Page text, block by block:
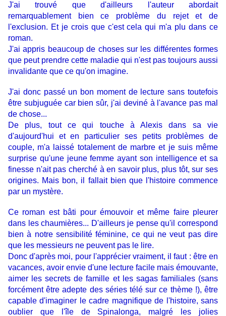
J'ai trouvé que d'ailleurs l'auteur abordait
remarquablement bien ce problème du rejet et de
l'exclusion. Et je crois que c'est cela qui m'a plu dans ce
roman.
J'ai appris beaucoup de choses sur les différentes formes
que peut prendre cette maladie qui n'est pas toujours aussi
invalidante que ce qu'on imagine.
J'ai donc passé un bon moment de lecture sans toutefois
être subjuguée car bien sûr, j'ai deviné à l'avance pas mal
de chose...
De plus, tout ce qui touche à Alexis dans sa vie
d'aujourd'hui et en particulier ses petits problèmes de
couple, m'a laissé totalement de marbre et je suis même
surprise qu'une jeune femme ayant son intelligence et sa
finesse n'ait pas cherché à en savoir plus, plus tôt, sur ses
origines. Mais bon, il fallait bien que l'histoire commence
par un mystère.
Ce roman est bâti pour émouvoir et même faire pleurer
dans les chaumières... D'ailleurs je pense qu'il correspond
bien à notre sensibilité féminine, ce qui ne veut pas dire
que les messieurs ne peuvent pas le lire.
Donc d'après moi, pour l'apprécier vraiment, il faut : être en
vacances, avoir envie d'une lecture facile mais émouvante,
aimer les secrets de famille et les sagas familiales (sans
forcément être adepte des séries télé sur ce thème !), être
capable d'imaginer le cadre magnifique de l'histoire, sans
oublier que l'île de Spinalonga, malgré les jolies